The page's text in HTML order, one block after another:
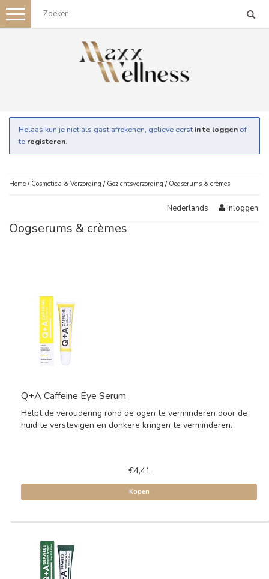
Toggle
navigation
Helaas kun je niet als gast afrekenen, gelieve eerst in te loggen of
te registeren.
Home / Cosmetica & Verzorging / Gezichtsverzorging / Oogserums & crèmes
Nederlands Inloggen
Oogserums & crèmes
Q+A Caffeine Eye Serum
Helpt de veroudering rond de ogen te verminderen door de
huid te verstevigen en donkere kringen te verminderen.
€4,41
Kopen